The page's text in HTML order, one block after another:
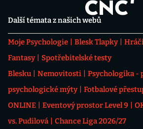
Další témata z našich webů
Moje Psychologie Blesk Tlapky
Fantasy
Spotřebitelské testy
Blesku
Nemovitosti
Psychologika -
psychologické mýty
Fotbalové
ONLINE
Eventový prostor Level 9
vs. Pudilová
Chance Liga 2026/27